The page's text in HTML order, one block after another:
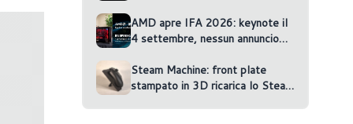
AMD apre IFA 2026: keynote il
4 settembre, nessun annuncio
Steam Machine: front plate
stampato in 3D ricarica lo Steam